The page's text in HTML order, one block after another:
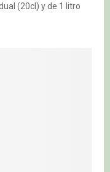
(20cl) y de 1 litro